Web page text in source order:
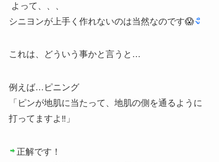
よって、、、
シニヨンが上手く作れないのは当然なのです😱
これは、どういう事かと言うと…
例えば…ピニング
「ピンが地肌に当たって、地肌の側を通るように
打ってますよ‼️」
正解です！